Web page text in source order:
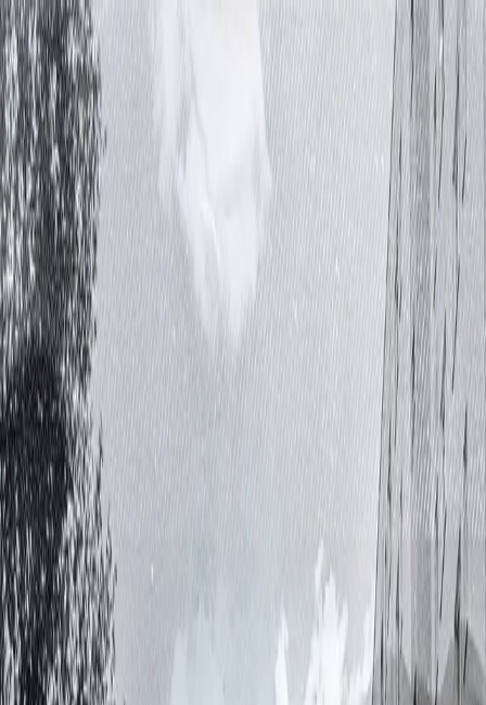
Alltagsdasein
Sofa geht die Zeit
Das neue Album „Sofa geht die Zeit“ ist ab sofort auf allen
Streaming-Plattformen sowie auf Vinyl und CD erhältlich.